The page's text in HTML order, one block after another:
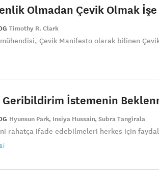
Olmadan Çevik Olmak İşe
Timothy R. Clark
mühendisi, Çevik Manifesto olarak bilinen
Geribildirim İstemenin
Hyunsun Park Insiya Hussain Subra Tangirala
rahatça ifade edebilmeleri herkes için